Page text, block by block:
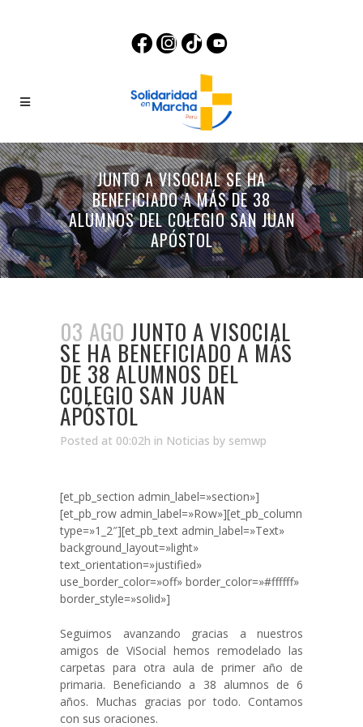
JUNTO A VISOCIAL SE HA
BENEFICIADO A MÁS DE 38
ALUMNOS DEL COLEGIO SAN JUAN
APÓSTOL
03 AGO JUNTO A VISOCIAL
SE HA BENEFICIADO A MÁS
DE 38 ALUMNOS DEL
COLEGIO SAN JUAN
APÓSTOL
Posted at 00:02h in Noticias by semwp
[et_pb_section admin_label=»section»]
[et_pb_row admin_label=»Row»][et_pb_column
type=»1_2″][et_pb_text admin_label=»Text»
background_layout=»light»
text_orientation=»justified»
use_border_color=»off» border_color=»#ffffff»
border_style=»solid»]
Seguimos avanzando gracias a nuestros
amigos de ViSocial hemos remodelado las
carpetas para otra aula de primer año de
primaria. Beneficiando a 38 alumnos de 6
años. Muchas gracias por todo. Contamos
con sus oraciones.